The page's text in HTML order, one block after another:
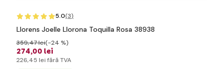
5.0(3)
Llorens Joelle Llorona Toquilla Rosa 38938
274,00 lei
359,47 lei(-24 %)
226,45 lei fără TVA